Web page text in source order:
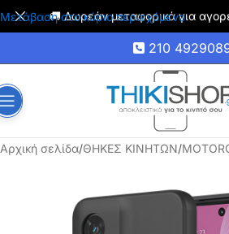
Μετάβαση στο κύριο περιεχόμενο
🚚 Δωρεάν μεταφορικά για
210
Αρχική σελίδα/ΘΗΚΕΣ ΚΙΝΗΤΩΝ/